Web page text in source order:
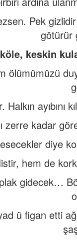
Pek
götürür
keskin
ölümümüzü
Halkın
zerre kadar
diye
hem de
gidecek…
ü figan etti